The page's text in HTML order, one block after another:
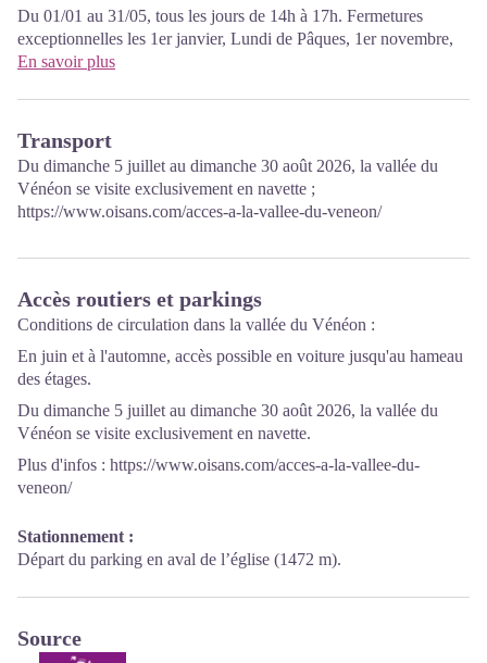
Entrée libre.
Espace “salon”, accès WIFI gratuit 24/24h.
Du 01/01 au 31/05, tous les jours de 14h à 17h. Fermetures
exceptionnelles les 1er janvier, Lundi de Pâques, 1er novembre,
11 novembre et 25 décembre. Durant les vacances scolaires sauf
Du 01/06 au 30/06, tous les jours. Fermetures exceptionnelles les
1er janvier, Lundi de Pâques, 1er novembre, 11 novembre et 25
décembre. De 10h à 12h et de 15h à 18h.
Du 01/07 au 31/08, tous les jours. Fermetures exceptionnelles les
décembre. De 9h30 à 12h30 et de 15h à 18h.
Du 01/09 au 30/09, tous les jours. Fermetures exceptionnelles les
1er janvier, Lundi de Pâques, 1er novembre, 11 novembre et 25
Du 01/10 au 31/12, tous les jours de 14h à 17h.
Fermetures exceptionnelles les jours fériés. Durant les vacances
scolaires sauf le samedi, les jours fériés et la semaine de Noël.
En savoir plus
Transport
Du dimanche 5 juillet au dimanche 30 août 2026, la vallée du
Vénéon se visite exclusivement en navette ;
https://www.oisans.com/acces-a-la-vallee-du-veneon/
Accès routiers et parkings
Conditions de circulation dans la vallée du Vénéon :
En juin et à l'automne, accès possible en voiture jusqu'au hameau
des étages.
Du dimanche 5 juillet au dimanche 30 août 2026, la vallée du
Vénéon se visite exclusivement en navette.
Plus d'infos : https://www.oisans.com/acces-a-la-vallee-du-
veneon/
Stationnement :
Départ du parking en aval de l’église (1472 m).
Source